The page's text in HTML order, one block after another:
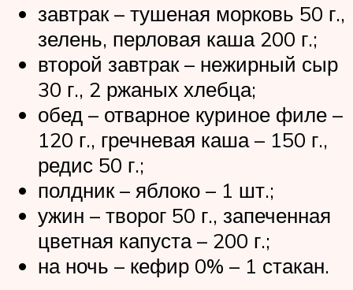
завтрак – тушеная морковь 50 г.,
зелень, перловая каша 200 г.;
второй завтрак – нежирный сыр
30 г., 2 ржаных хлебца;
обед – отварное куриное филе –
120 г., гречневая каша – 150 г.,
редис 50 г.;
полдник – яблоко – 1 шт.;
ужин – творог 50 г., запеченная
цветная капуста – 200 г.;
на ночь – кефир 0% – 1 стакан.